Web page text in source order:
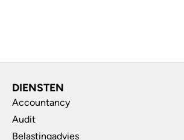
DIENSTEN
Accountancy
Audit
Belastingadvies